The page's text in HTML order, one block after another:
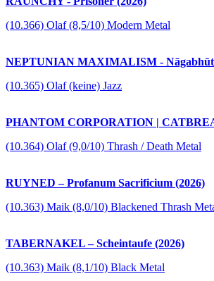
(10.366) Olaf (8,5/10) Modern Metal
NEPTUNIAN MAXIMALISM -
(10.365) Olaf (keine) Jazz
PHANTOM CORPORATION |
(10.364) Olaf (9,0/10) Thrash / Death Metal
RUYNED – Profanum Sacrificium (2026)
(10.363) Maik (8,0/10) Blackened Thrash
TABERNAKEL – Scheintaufe (2026)
(10.363) Maik (8,1/10) Black Metal